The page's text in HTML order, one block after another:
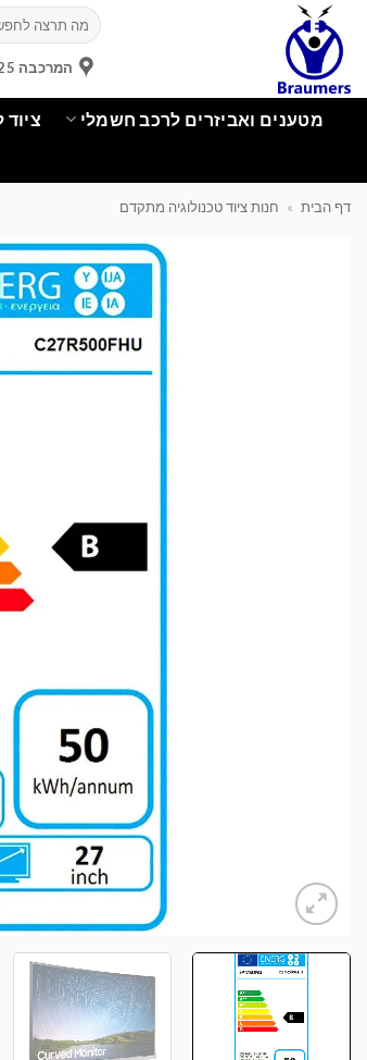
content
חיפוש
עבור:
המרכבה 25, חולון
מטענים ואביזרים לרכב חשמלי
דף הבית » חנות ציוד טכנולוגיה מתקדם